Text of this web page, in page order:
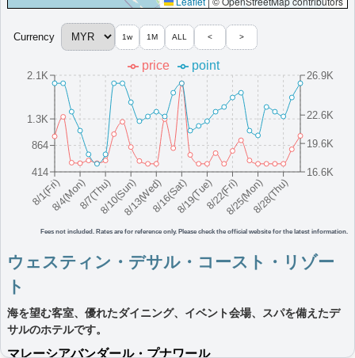
More...
ウェスティン・クアラルンプール
ウェルネスアメニティ、レストラン、プール、フィットネスセン
ター、イベントスペースを備えたクアラルンプールのホテルで
マレーシア
クアラルンプール
開業:2003年最低価格目安:￥456 MYR情報サイト:sin-blog
Marriott Bonvoyで価格をみる
プラチナエリート特典：ウェルカムギフト朝食選択可,ラウンジアクセス有,客
室アップグレード有（スイート含む）,ヘブンリーベッド・カスタマイズサー
More...
ウェスティン・ランカウイ・リゾート＆ス
パ
8/1(Fri)8/4(Mon)8/7(Thu)8/10(Sun)8/13(Wed)8/16(Sat)8/19(Tue)8/22(Fri)8/25(Mon)8/28(Thu)
414
864
1.3K
2.1K
16.6K
19.6K
22.6K
26.9K
price point
Fees not included. Rates are for reference only. Please check the official website for the latest information.
Currency 1w 1M ALL < >
ウェスティン・デサル・コースト・リゾー
ト
海を望む客室、優れたダイニング、イベント会場、スパを備えたデ
サルのホテルです。
マレーシアバンダール・プナワール